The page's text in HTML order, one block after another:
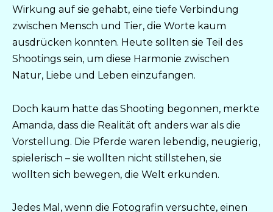
Wirkung auf sie gehabt, eine tiefe Verbindung
zwischen Mensch und Tier, die Worte kaum
ausdrücken konnten. Heute sollten sie Teil des
Shootings sein, um diese Harmonie zwischen
Natur, Liebe und Leben einzufangen.
Doch kaum hatte das Shooting begonnen, merkte
Amanda, dass die Realität oft anders war als die
Vorstellung. Die Pferde waren lebendig, neugierig,
spielerisch – sie wollten nicht stillstehen, sie
wollten sich bewegen, die Welt erkunden.
Jedes Mal, wenn die Fotografin versuchte, einen